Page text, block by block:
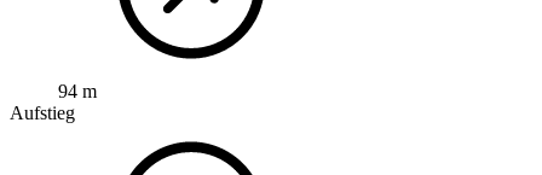
94 m
Aufstieg